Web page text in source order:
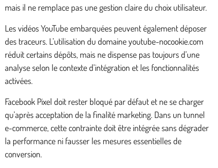
mais il ne remplace pas une gestion claire du choix utilisateur.
Les vidéos YouTube embarquées peuvent également déposer
des traceurs. L’utilisation du domaine youtube-nocookie.com
réduit certains dépôts, mais ne dispense pas toujours d’une
analyse selon le contexte d’intégration et les fonctionnalités
activées.
Facebook Pixel doit rester bloqué par défaut et ne se charger
qu’après acceptation de la finalité marketing. Dans un tunnel
e-commerce, cette contrainte doit être intégrée sans dégrader
la performance ni fausser les mesures essentielles de
conversion.